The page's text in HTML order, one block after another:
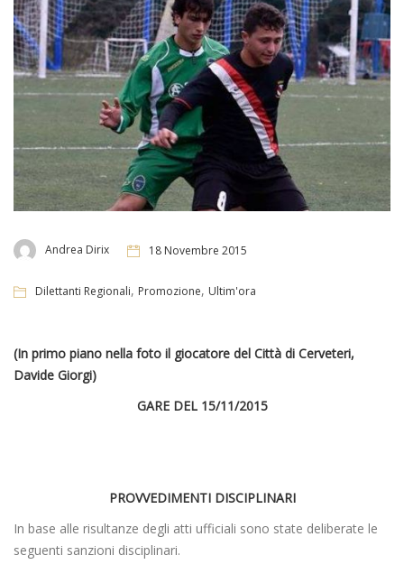
Andrea Dirix 18 Novembre 2015
Dilettanti Regionali, Promozione, Ultim'ora
(In primo piano nella foto il giocatore del Città di Cerveteri,
Davide Giorgi)
GARE DEL 15/11/2015
PROVVEDIMENTI DISCIPLINARI
In base alle risultanze degli atti ufficiali sono state deliberate le
seguenti sanzioni disciplinari.